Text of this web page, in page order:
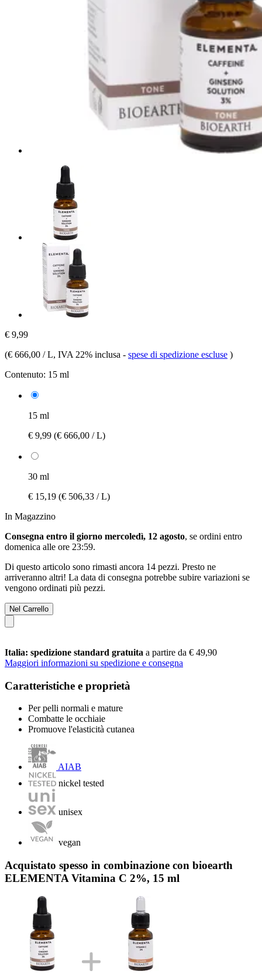
€ 9,99
(€ 666,00 / L, IVA 22% inclusa - spese di spedizione escluse )
Contenuto: 15 ml
15 ml
€ 9,99 (€ 666,00 / L)
30 ml
€ 15,19 (€ 506,33 / L)
In Magazzino
Consegna entro il giorno mercoledì, 12 agosto, se ordini entro
domenica alle ore 23:59.
Di questo articolo sono rimasti ancora 14 pezzi. Presto ne
arriveranno altri! La data di consegna potrebbe subire variazioni se
vengono ordinati più pezzi.
Nel Carrello
Italia: spedizione standard gratuita a partire da € 49,90
Maggiori informazioni su spedizione e consegna
Caratteristiche e proprietà
Per pelli normali e mature
Combatte le occhiaie
Promuove l'elasticità cutanea
AIAB
nickel tested
unisex
vegan
Acquistato spesso in combinazione con bioearth
ELEMENTA Vitamina C 2%, 15 ml